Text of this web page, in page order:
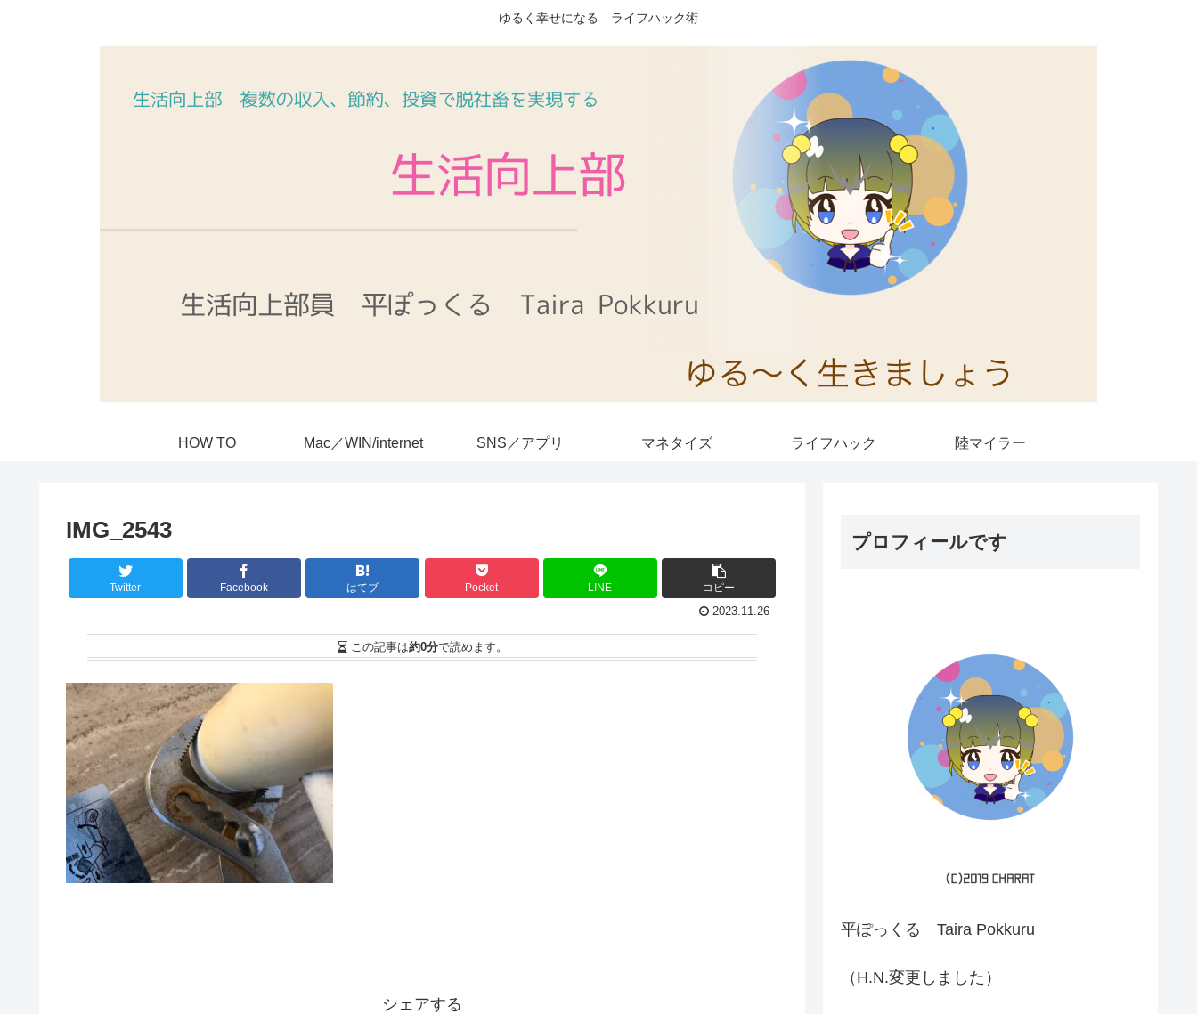
ゆるく幸せになる ライフハック術
HOW TO Mac／WIN/internet SNS／アプリ マネタイズ ライフハック 陸マイラー
IMG_2543
Twitter Facebook はてブ Pocket LINE
コピー
2023.11.26
この記事は約0分で読めます。
シェアする
プロフィールです
平ぽっくる Taira Pokkuru
（H.N.変更しました）